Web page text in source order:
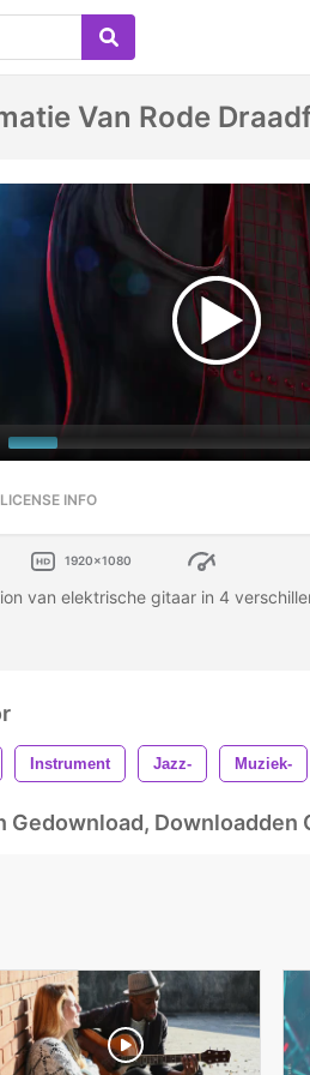
Van Rode
LICENSE INFO
1920x1080
van elektrische gitaar in 4
Instrument Jazz- Muziek-
Gedownload, Downloadden